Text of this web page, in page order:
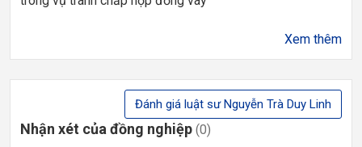
Xem thêm
Đánh giá luật sư Nguyễn Trà Duy Linh
Nhận xét của đồng nghiệp (0)